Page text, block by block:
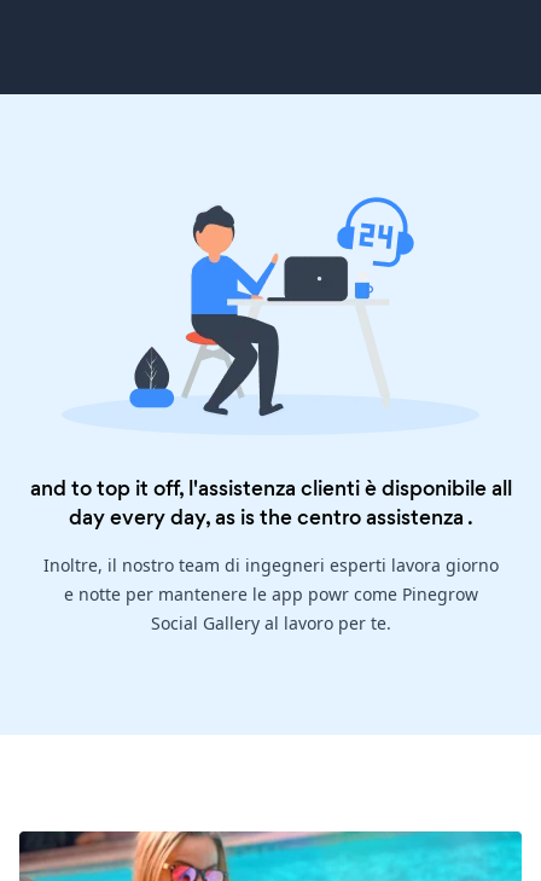
and to top it off, l'assistenza clienti è disponibile all
day every day, as is thecentro assistenza .
Inoltre, il nostro team di ingegneri esperti lavora giorno
e notte per mantenere le app powr come Pinegrow
Social Gallery al lavoro per te.